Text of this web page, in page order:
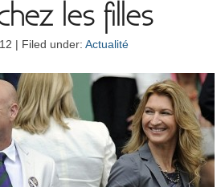
les filles
| Filed under: Actualité